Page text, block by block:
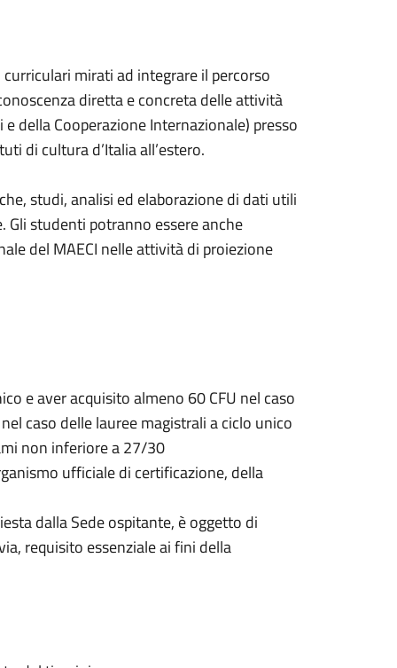
mirati ad integrare il percorso
diretta e concreta delle attività
della Cooperazione Internazionale) presso
di cultura d’Italia all’estero.
studi, analisi ed elaborazione di dati utili
studenti potranno essere anche
del MAECI nelle attività di proiezione
e aver acquisito almeno 60 CFU nel caso
caso delle lauree magistrali a ciclo unico
non inferiore a 27/30
ufficiale di certificazione, della
dalla Sede ospitante, è oggetto di
requisito essenziale ai fini della